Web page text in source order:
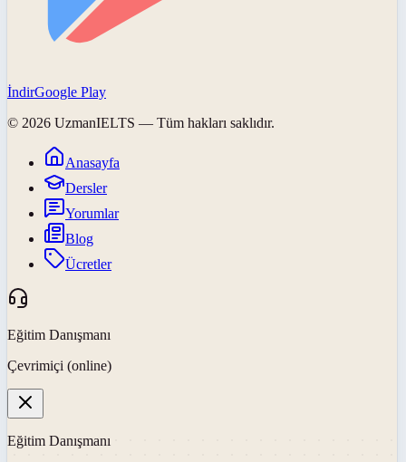
İndirGoogle Play
© 2026 UzmanIELTS — Tüm hakları saklıdır.
Anasayfa
Dersler
Yorumlar
Blog
Ücretler
Eğitim Danışmanı
Çevrimiçi (online)
Eğitim Danışmanı